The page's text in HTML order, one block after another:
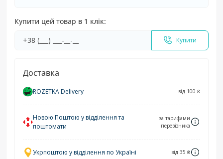
Купити цей товар в 1 клік:
Купити
Доставка
ROZETKA Delivery від 100 ₴
Новою Поштою у відділення та
поштомати
за тарифами
перевізника
Укрпоштою у відділення по Україні від 35 ₴